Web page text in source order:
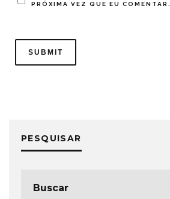
PRÓXIMA VEZ QUE EU COMENTAR.
PESQUISAR